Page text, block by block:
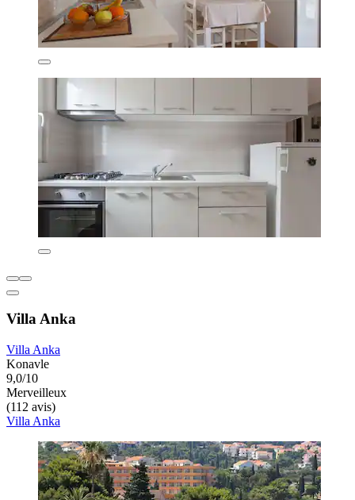
Villa Anka
Villa Anka
Konavle
9,0/10
Merveilleux
(112 avis)
Villa Anka